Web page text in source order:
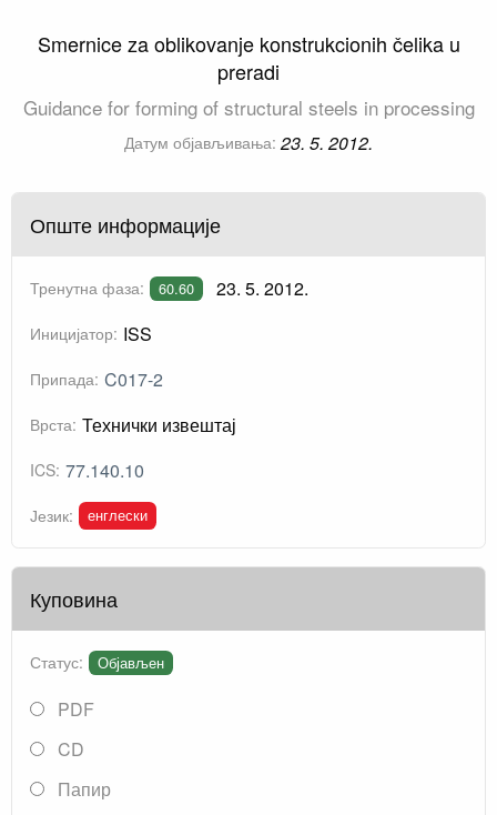
Smernice za oblikovanje konstrukcionih čelika u
preradi
Guidance for forming of structural steels in processing
Датум објављивања: 23. 5. 2012.
Опште информације
Тренутна фаза: 60.60 23. 5. 2012.
Иницијатор: ISS
Припада: C017-2
Врста: Технички извештај
ICS: 77.140.10
Језик: енглески
Куповина
Статус: Објављен
PDF
CD
Папир